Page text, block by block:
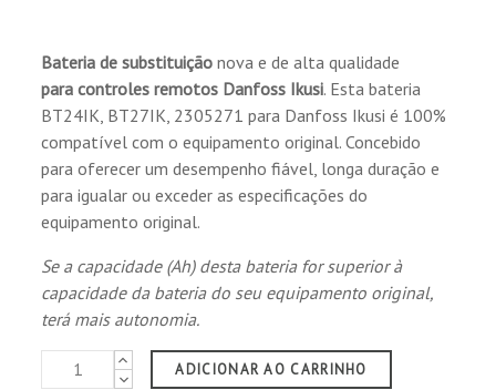
(1 reseñas)
Bateria de substituição nova e de alta qualidade
paracontroles remotos Danfoss Ikusi. Esta bateria
BT24IK, BT27IK, 2305271 para Danfoss Ikusi é 100%
compatível com o equipamento original. Concebido
para oferecer um desempenho fiável, longa duração e
para igualar ou exceder as especificações do
equipamento original.
Se a capacidade (Ah) desta bateria for superior à
capacidade da bateria do seu equipamento original,
terá mais autonomia.
ADICIONAR AO CARRINHO